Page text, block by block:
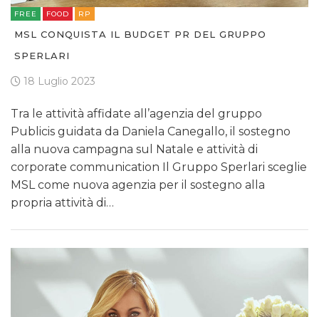
FREE FOOD RP
MSL CONQUISTA IL BUDGET PR DEL GRUPPO
SPERLARI
18 Luglio 2023
Tra le attività affidate all’agenzia del gruppo
Publicis guidata da Daniela Canegallo, il sostegno
alla nuova campagna sul Natale e attività di
corporate communication Il Gruppo Sperlari sceglie
MSL come nuova agenzia per il sostegno alla
propria attività di…